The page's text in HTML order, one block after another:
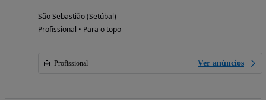
São Sebastião (Setúbal)
Profissional • Para o topo
Profissional Ver anúncios